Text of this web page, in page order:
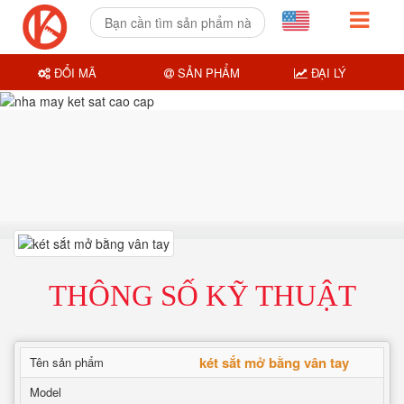
THÔNG SỐ KỸ THUẬT
Tên sản phẩm két sắt mở bằng vân tay
Model
ĐỔI MÃ SẢN PHẨM ĐẠI LÝ